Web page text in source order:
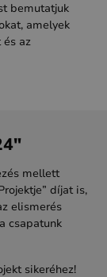
bemutatjuk
amelyek
és az
mellett
díjat is,
elismerés
csapatunk
sikeréhez!